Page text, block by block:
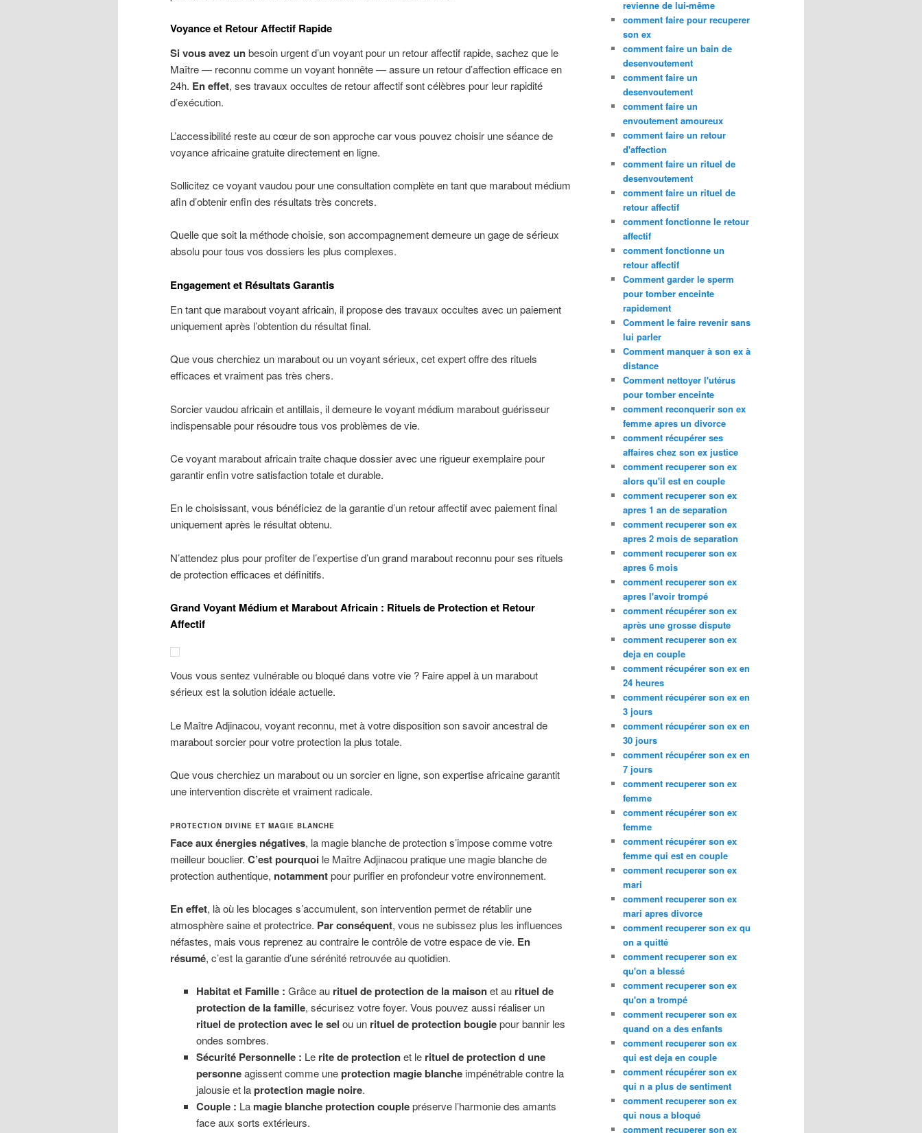
Voyance et Retour Affectif Rapide
Si vous avez unbesoin urgent d’un voyant pour un retour affectif rapide, sachez que le
Maître — reconnu comme un voyant honnête — assure un retour d’affection efficace en
24h. En effet, ses travaux occultes de retour affectif sont célèbres pour leur rapidité
d’exécution.
L’accessibilité reste au cœur de son approche car vous pouvez choisir une séance de
voyance africaine gratuite directement en ligne.
Sollicitez ce voyant vaudou pour une consultation complète en tant que marabout médium
afin d’obtenir enfin des résultats très concrets.
Quelle que soit la méthode choisie, son accompagnement demeure un gage de sérieux
absolu pour tous vos dossiers les plus complexes.
Engagement et Résultats Garantis
En tant que marabout voyant africain, il propose des travaux occultes avec un paiement
uniquement après l’obtention du résultat final.
Que vous cherchiez un marabout ou un voyant sérieux, cet expert offre des rituels
efficaces et vraiment pas très chers.
Sorcier vaudou africain et antillais, il demeure le voyant médium marabout guérisseur
indispensable pour résoudre tous vos problèmes de vie.
Ce voyant marabout africain traite chaque dossier avec une rigueur exemplaire pour
garantir enfin votre satisfaction totale et durable.
En le choisissant, vous bénéficiez de la garantie d’un retour affectif avec paiement final
uniquement après le résultat obtenu.
N’attendez plus pour profiter de l’expertise d’un grand marabout reconnu pour ses rituels
de protection efficaces et définitifs.
Grand Voyant Médium et Marabout Africain : Rituels de Protection et Retour
Affectif
Vous vous sentez vulnérable ou bloqué dans votre vie ? Faire appel à un marabout
sérieux est la solution idéale actuelle.
Le Maître Adjinacou, voyant reconnu, met à votre disposition son savoir ancestral de
marabout sorcier pour votre protection la plus totale.
Que vous cherchiez un marabout ou un sorcier en ligne, son expertise africaine garantit
une intervention discrète et vraiment radicale.
PROTECTION DIVINE ET MAGIE BLANCHE
Face aux énergies négatives, la magie blanche de protection s’impose comme votre
meilleur bouclier. C’est pourquoi le Maître Adjinacou pratique une magie blanche de
protection authentique, notammentpour purifier en profondeur votre environnement.
En effet, là où les blocages s’accumulent, son intervention permet de rétablir une
atmosphère saine et protectrice. Par conséquent, vous ne subissez plus les influences
néfastes, mais vous reprenez au contraire le contrôle de votre espace de vie. En
résumé, c’est la garantie d’une sérénité retrouvée au quotidien.
Habitat et Famille : Grâce au rituel de protection de la maisonet au rituel de
protection de la famille, sécurisez votre foyer. Vous pouvez aussi réaliser un
rituel de protection avec le sel ou un rituel de protection bougiepour bannir les
ondes sombres.
Sécurité Personnelle : Le rite de protectionet le rituel de protection d une
personneagissent comme uneprotection magie blancheimpénétrable contre la
jalousie et laprotection magie noire.
Couple : La magie blanche protection couplepréserve l’harmonie des amants
face aux sorts extérieurs.
revienne de lui-même
comment faire pour recuperer
son ex
comment faire un bain de
desenvoutement
comment faire un
desenvoutement
comment faire un
envoutement amoureux
comment faire un retour
d'affection
comment faire un rituel de
desenvoutement
comment faire un rituel de
retour affectif
comment fonctionne le retour
affectif
comment fonctionne un
retour affectif
Comment garder le sperm
pour tomber enceinte
rapidement
Comment le faire revenir sans
lui parler
Comment manquer à son ex à
distance
Comment nettoyer l'utérus
pour tomber enceinte
comment reconquerir son ex
femme apres un divorce
comment récupérer ses
affaires chez son ex justice
comment recuperer son ex
alors qu'il est en couple
comment recuperer son ex
apres 1 an de separation
comment recuperer son ex
apres 2 mois de separation
comment recuperer son ex
apres 6 mois
comment recuperer son ex
apres l'avoir trompé
comment récupérer son ex
après une grosse dispute
comment recuperer son ex
deja en couple
comment récupérer son ex en
24 heures
comment récupérer son ex en
3 jours
comment récupérer son ex en
30 jours
comment récupérer son ex en
7 jours
comment recuperer son ex
femme
comment récupérer son ex
femme
comment récupérer son ex
femme qui est en couple
comment recuperer son ex
mari
comment recuperer son ex
mari apres divorce
comment recuperer son ex qu
on a quitté
comment recuperer son ex
qu'on a blessé
comment recuperer son ex
qu'on a trompé
comment recuperer son ex
quand on a des enfants
comment recuperer son ex
qui est deja en couple
comment récupérer son ex
qui n a plus de sentiment
comment recuperer son ex
qui nous a bloqué
comment recuperer son ex